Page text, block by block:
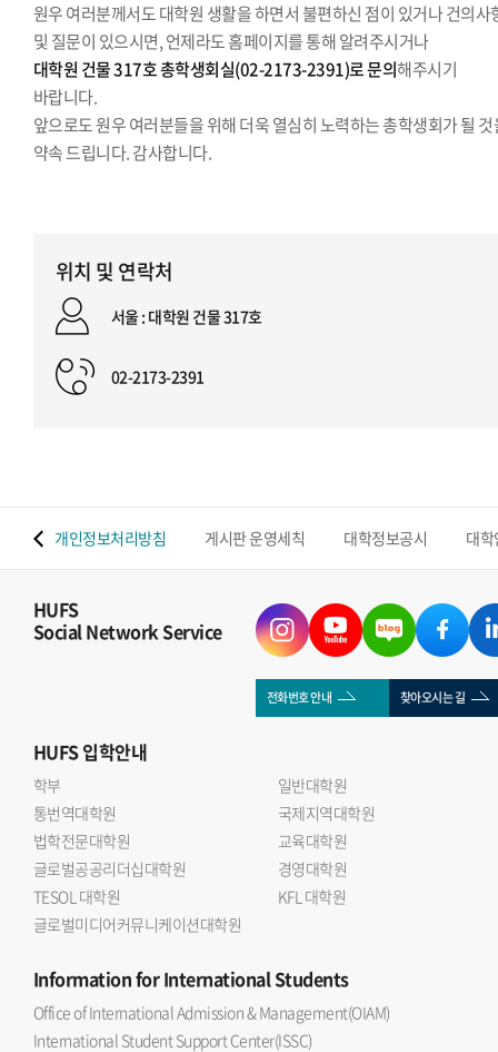
원우 여러분께서도 대학원 생활을 하면서 불편하신 점이 있거나 건의사
및 질문이 있으시면, 언제라도 홈페이지를 통해 알려주시거나
대학원 건물 317호 총학생회실(02-2173-2391)로 문의해주시기
바랍니다.
앞으로도 원우 여러분들을 위해 더욱 열심히 노력하는 총학생회가 될
약속 드립니다. 감사합니다.
위치 및 연락처
서울 : 대학원 건물 317호
02-2173-2391
개인정보처리방침 게시판 운영세칙 대학정보공시 대
HUFS
Social Network Service
전화번호 안내 찾아오시는 길
HUFS입학안내
학부
일반대학원
통번역대학원
국제지역대학원
법학전문대학원
교육대학원
글로벌공공리더십대학원
경영대학원
TESOL 대학원
KFL 대학원
글로벌미디어커뮤니케이션대학원
Informationfor International Students
Office of International Admission & Management(OIAM)
International Student Support Center(ISSC)